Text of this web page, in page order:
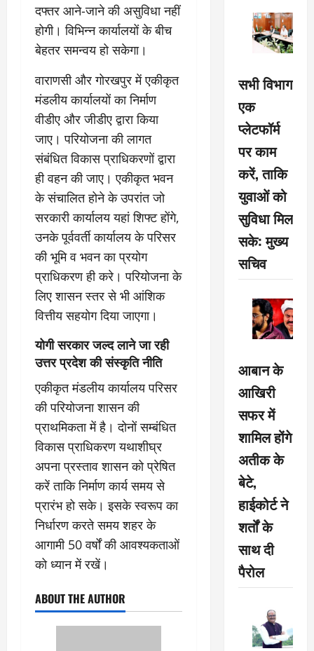
दफ्तर आने-जाने की असुविधा नहीं
होगी। विभिन्न कार्यालयों के बीच
बेहतर समन्वय हो सकेगा।
वाराणसी और गोरखपुर में एकीकृत
मंडलीय कार्यालयों का निर्माण
वीडीए और जीडीए द्वारा किया
जाए। परियोजना की लागत
संबंधित विकास प्राधिकरणों द्वारा
ही वहन की जाए। एकीकृत भवन
के संचालित होने के उपरांत जो
सरकारी कार्यालय यहां शिफ्ट होंगे,
उनके पूर्ववर्ती कार्यालय के परिसर
की भूमि व भवन का प्रयोग
प्राधिकरण ही करे। परियोजना के
लिए शासन स्तर से भी आंशिक
वित्तीय सहयोग दिया जाएगा।
योगी सरकार जल्द लाने जा रही
उत्तर प्रदेश की संस्कृति नीति
एकीकृत मंडलीय कार्यालय परिसर
की परियोजना शासन की
प्राथमिकता में है। दोनों सम्बंधित
विकास प्राधिकरण यथाशीघ्र
अपना प्रस्ताव शासन को प्रेषित
करें ताकि निर्माण कार्य समय से
प्रारंभ हो सके। इसके स्वरूप का
निर्धारण करते समय शहर के
आगामी 50 वर्षों की आवश्यकताओं
को ध्यान में रखें।
ABOUT THE AUTHOR
सभी विभाग
एक
प्लेटफॉर्म
पर काम
करें, ताकि
युवाओं को
सुविधा मिल
सके: मुख्य
सचिव
आबान के
आखिरी
सफर में
शामिल होंगे
अतीक के
बेटे,
हाईकोर्ट ने
शर्तों के
साथ दी
पैरोल